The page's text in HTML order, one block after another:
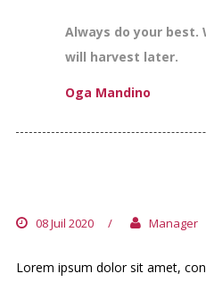
Always do your best.
will harvest later.
Oga Mandino
08 Juil 2020 / Manager
Lorem ipsum dolor sit amet,